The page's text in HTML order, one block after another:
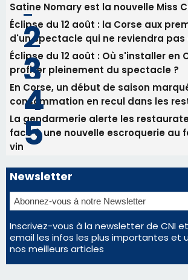
31/07/2026 08:22
82ème anniversaire de la
Commandant Antoine de Saint
Les plus lus
Satine Nomary est la nouvelle Miss
Éclipse du 12 août : la Corse aux
d'un spectacle qui ne reviendra pas
Éclipse du 12 août : Où s'installer en
profiter pleinement du spectacle ?
En Corse, un début de saison
consommation en recul dans les
La gendarmerie alerte les
face à une nouvelle escroquerie au